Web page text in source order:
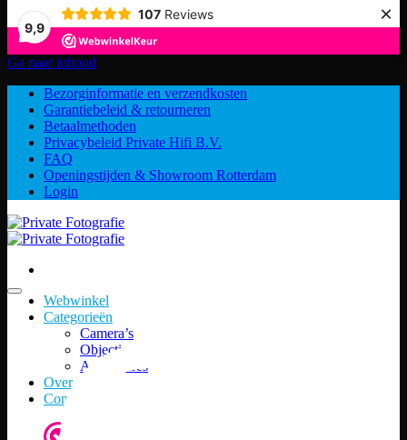
9,9
107 Reviews ×
Ga naar inhoud
Bezorginformatie en verzendkosten
Garantiebeleid & retourneren
Betaalmethoden
Privacybeleid Private Hifi B.V.
FAQ
Openingstijden & Showroom Rotterdam
Login
Webwinkel
Categorieën
Camera’s
Objectieven
Accessoires
Over ons
Contact